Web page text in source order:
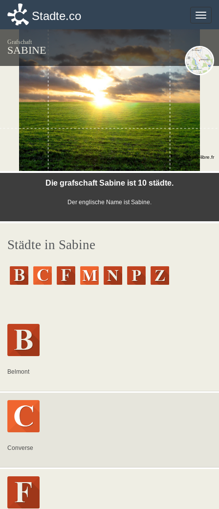
Toggle
Stadte.co
Grafschaft
SABINE
Die grafschaft Sabine ist 10 städte.
Der englische Name ist Sabine.
©photo-libre.fr
Städte in Sabine
Belmont
Converse
Toggle
Stadte.co